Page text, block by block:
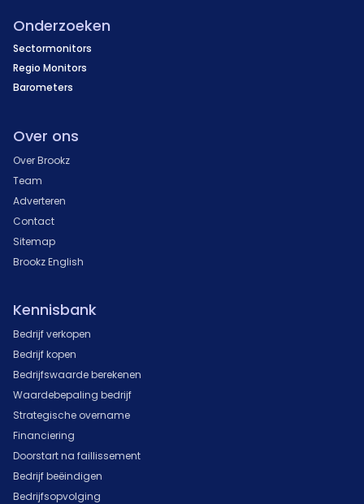
Onderzoeken
Sectormonitors
Regio Monitors
Barometers
Over ons
Over Brookz
Team
Adverteren
Contact
Sitemap
Brookz English
Kennisbank
Bedrijf verkopen
Bedrijf kopen
Bedrijfswaarde berekenen
Waardebepaling bedrijf
Strategische overname
Financiering
Doorstart na faillissement
Bedrijf beëindigen
Bedrijfsopvolging